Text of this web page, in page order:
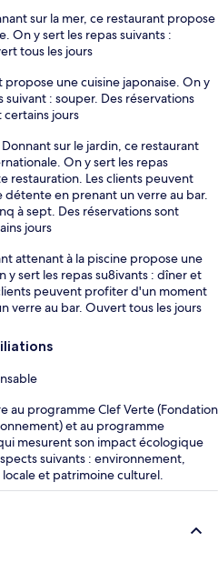
sur la mer, ce restaurant propose
On y sert les repas suivants :
tous les jours
propose une cuisine japonaise. On y
: souper. Des réservations
certains jours
sur le jardin, ce restaurant
On y sert les repas
restauration. Les clients peuvent
en prenant un verre au bar.
à sept. Des réservations sont
jours
attenant à la piscine propose une
y sert les repas su8ivants : dîner et
peuvent profiter d'un moment
verre au bar. Ouvert tous les jours
au programme Clef Verte (Fondation
et au programme
mesurent son impact écologique
suivants : environnement,
et patrimoine culturel.